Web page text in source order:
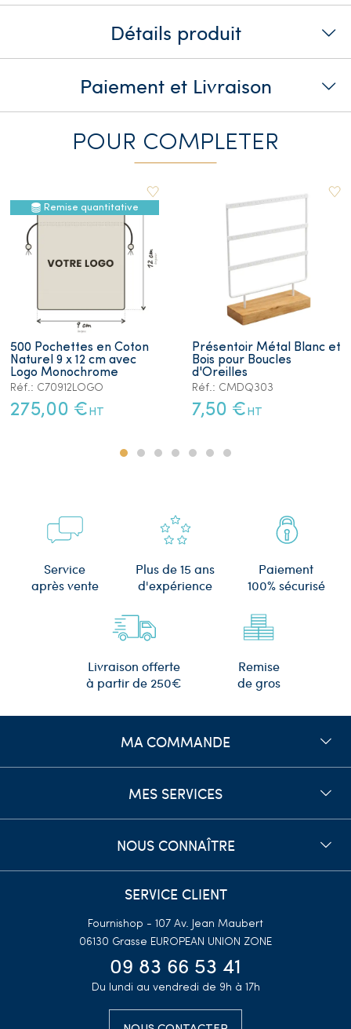
Détails produit
Paiement et Livraison
POUR COMPLETER
Remise quantitative
500 Pochettes en Coton
Naturel 9 x 12 cm avec
Logo Monochrome
Réf.: C70912LOGO
275,00 € HT
Présentoir Métal Blanc et
Bois pour Boucles
d'Oreilles
Réf.: CMDQ303
7,50 € HT
Service
après vente
Plus de 15 ans
d'expérience
Paiement
100% sécurisé
Livraison offerte
à partir de 250€
Remise
de gros
MA COMMANDE
MES SERVICES
NOUS CONNAÎTRE
SERVICE CLIENT
Fournishop - 107 Av. Jean Maubert
06130 Grasse EUROPEAN UNION ZONE
09 83 66 53 41
Du lundi au vendredi de 9h à 17h